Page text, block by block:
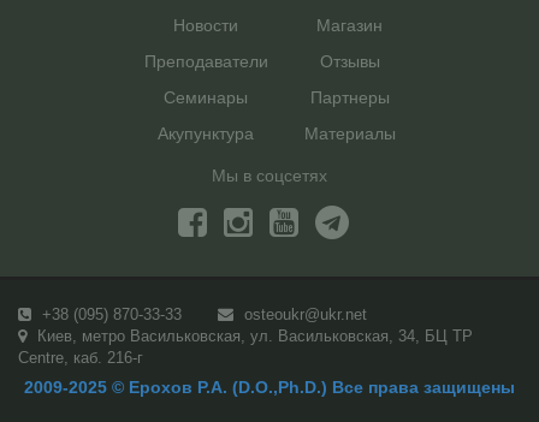
Новости
Преподаватели
Семинары
Акупунктура
Магазин
Отзывы
Партнеры
Материалы
Мы в соцсетях
+38 (095) 870-33-33
osteoukr@ukr.net
Киев, метро Васильковская, ул. Васильковская, 34, БЦ TP
Centre, каб. 216-г
2009-2025 © Ерохов Р.А. (D.O.,Ph.D.) Все права защищены